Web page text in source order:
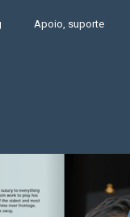
Apoio, suporte